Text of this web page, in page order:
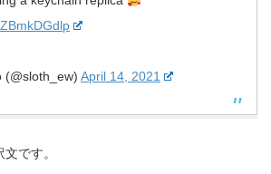
April 14, 2021
です。